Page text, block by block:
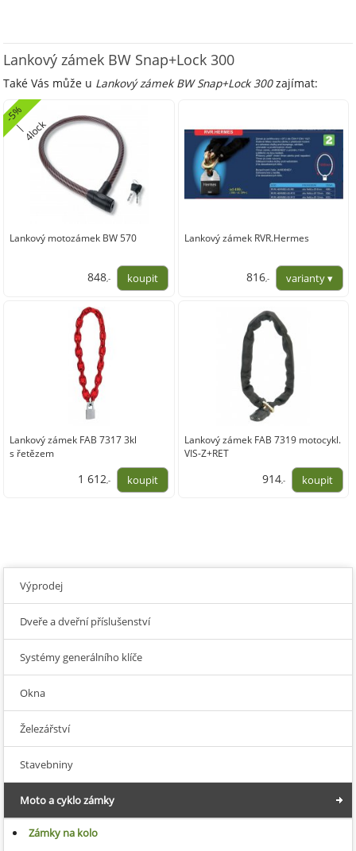
Lankový zámek BW Snap+Lock 300
Také Vás může u Lankový zámek BW Snap+Lock 300zajímat:
Lankový motozámek BW 570
-
5
%
|
4
l
o
ck
848,-
Lankový zámek RVR.Hermes
816,-
Lankový zámek FAB 7317 3kl
s řetězem
1 612 ,-
Lankový zámek FAB 7319 motocykl.
VIS-Z+RET
914,-
Výprodej
Dveře a dveřní příslušenství
Systémy generálního klíče
Okna
Železářství
Stavebniny
Moto a cyklo zámky
Zámky na kolo